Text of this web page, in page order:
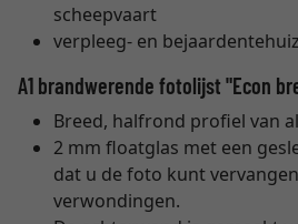
scheepvaart
verpleeg- en
A1 brandwerende fotolijst "Econ
Breed, halfrond profiel van
2 mm floatglas met een
dat u de foto kunt
verwondingen.